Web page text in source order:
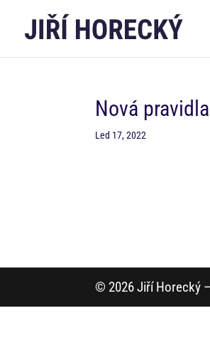
Nová
Led 17, 2022
© 2026 Jiří Horecký